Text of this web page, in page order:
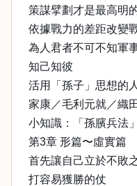
策謀擘劃才是最高明
依據戰力的差距改變
為人君者不可不知軍
知己知彼
活用「孫子」思想的
家康／毛利元就／織
小知識：「孫臏兵法」
第3章 形篇〜虛實篇
首先讓自己立於不敗
打容易獲勝的仗